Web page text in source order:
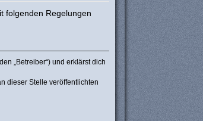
folgenden Regelungen
„Betreiber“) und erklärst dich
dieser Stelle veröffentlichten